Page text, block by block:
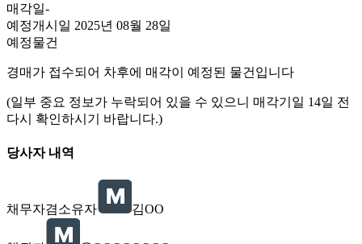
매각일-
예정개시일 2025년 08월 28일
예정물건
경매가 접수되어 차후에 매각이 예정된 물건입니다
(일부 중요 정보가 누락되어 있을 수 있으니 매각기일 14일 전
다시 확인하시기 바랍니다.)
당사자 내역
채무자겸소유자 김OO